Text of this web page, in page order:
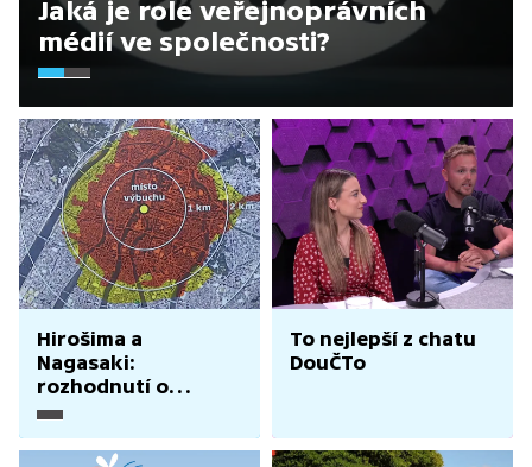
Jaká je role veřejnoprávních
médií ve společnosti?
Hirošima a
Nagasaki:
rozhodnutí o
svržení bomb
To nejlepší z chatu
DouČTo